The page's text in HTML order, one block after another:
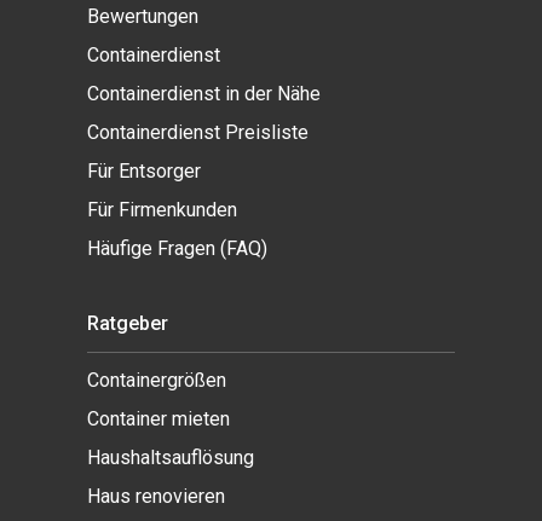
Bewertungen
Containerdienst
Containerdienst in der Nähe
Containerdienst Preisliste
Für Entsorger
Für Firmenkunden
Häufige Fragen (FAQ)
Ratgeber
Containergrößen
Container mieten
Haushaltsauflösung
Haus renovieren